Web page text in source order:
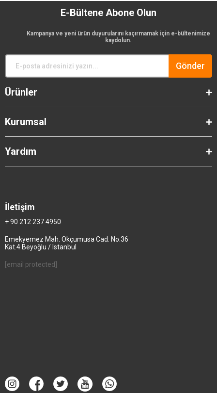
E-Bültene Abone Olun
Kampanya ve yeni ürün duyurularını kaçırmamak için e-bültenimize
kaydolun.
Gönder
Ürünler
Kurumsal
Yardım
İletişim
+ 90 212 237 4950
Emekyemez Mah. Okçumusa Cad. No.36
Kat.4 Beyoğlu / Istanbul
[email protected]